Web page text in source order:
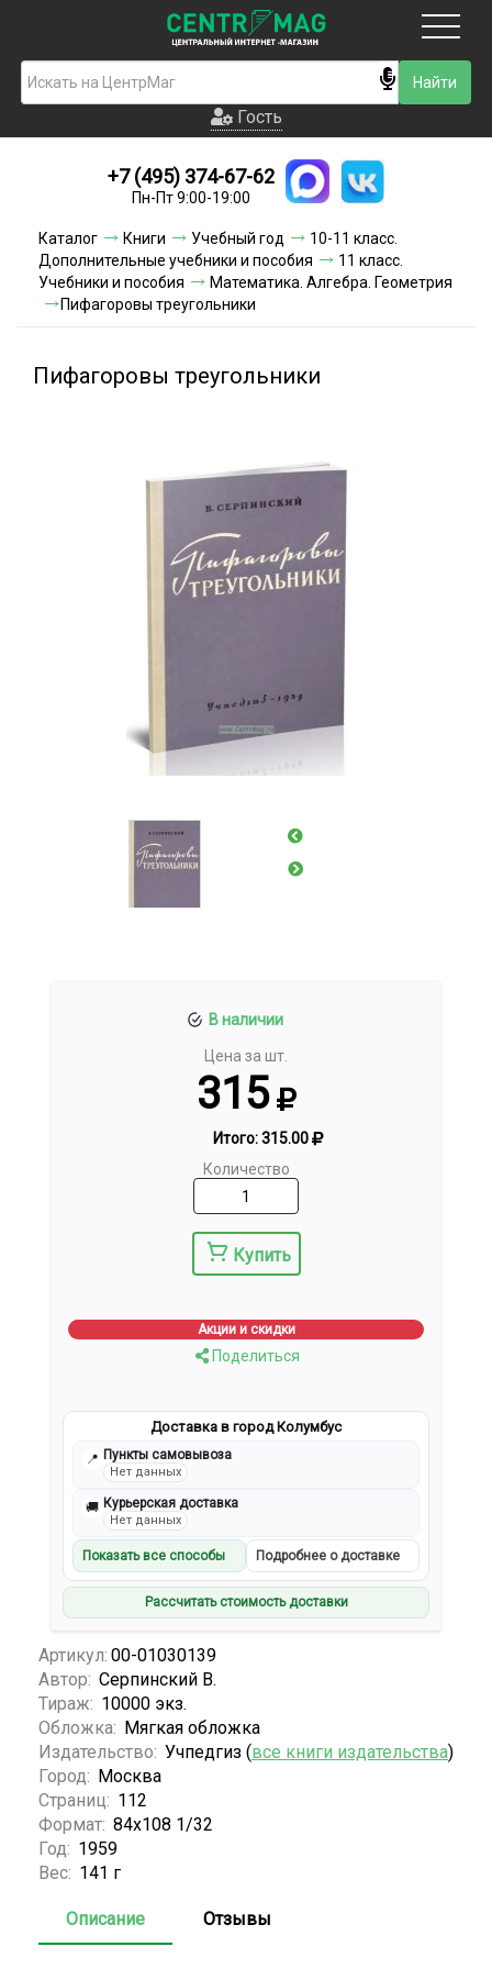
Гость
Новинки
Условия доставки
Условия оплаты
Акции и скидки
Гость
+7 (495) 374-67-62
Пн-Пт 9:00-19:00
Каталог Книги Учебный год
10-11 класс.
Дополнительные учебники и пособия
11 класс.
Учебники и пособия
Математика. Алгебра. Геометрия
Пифагоровы треугольники
Пифагоровы треугольники
В наличии
Цена за шт.
315
Итого:315.00
Количество
Купить
Акции и скидки
Поделиться
Доставка в город Колумбус
📍 Пункты самовывоза
Нет данных
🚚 Курьерская доставка
Нет данных
Показать все способы Подробнее о доставке
Рассчитать стоимость доставки
Артикул: 00-01030139
Автор: Серпинский В.
Тираж: 10000 экз.
Обложка: Мягкая обложка
Издательство: Учпедгиз (все книги издательства)
Город: Москва
Страниц: 112
Формат: 84х108 1/32
Год: 1959
Вес: 141 г
Описание Отзывы